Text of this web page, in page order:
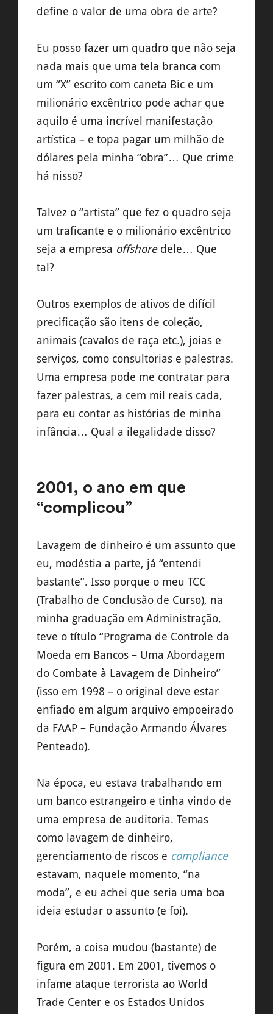
define o valor de uma obra de arte?
Eu posso fazer um quadro que não seja
nada mais que uma tela branca com
um “X” escrito com caneta Bic e um
milionário excêntrico pode achar que
aquilo é uma incrível manifestação
artística – e topa pagar um milhão de
dólares pela minha “obra”… Que crime
há nisso?
Talvez o “artista” que fez o quadro seja
um traficante e o milionário excêntrico
seja a empresa offshoredele… Que
tal?
Outros exemplos de ativos de difícil
precificação são itens de coleção,
animais (cavalos de raça etc.), joias e
serviços, como consultorias e palestras.
Uma empresa pode me contratar para
fazer palestras, a cem mil reais cada,
para eu contar as histórias de minha
infância… Qual a ilegalidade disso?
2001, o ano em que
“complicou”
Lavagem de dinheiro é um assunto que
eu, modéstia a parte, já “entendi
bastante”. Isso porque o meu TCC
(Trabalho de Conclusão de Curso), na
minha graduação em Administração,
teve o título “Programa de Controle da
Moeda em Bancos – Uma Abordagem
do Combate à Lavagem de Dinheiro”
(isso em 1998 – o original deve estar
enfiado em algum arquivo empoeirado
da FAAP – Fundação Armando Álvares
Penteado).
Na época, eu estava trabalhando em
um banco estrangeiro e tinha vindo de
uma empresa de auditoria. Temas
como lavagem de dinheiro,
gerenciamento de riscos e compliance
estavam, naquele momento, “na
moda”, e eu achei que seria uma boa
ideia estudar o assunto (e foi).
Porém, a coisa mudou (bastante) de
figura em 2001. Em 2001, tivemos o
infame ataque terrorista ao World
Trade Center e os Estados Unidos